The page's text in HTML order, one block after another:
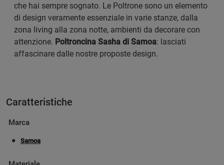
che hai sempre sognato. Le Poltrone sono un elemento
di design veramente essenziale in varie stanze, dalla
zona living alla zona notte, ambienti da decorare con
attenzione. Poltroncina Sasha di Samoa: lasciati
affascinare dalle nostre proposte design.
Caratteristiche
Marca
Samoa